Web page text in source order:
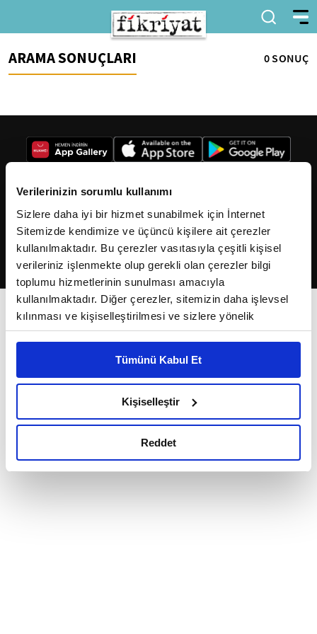
Verilerinizin sorumlu kullanımı
Sizlere daha iyi bir hizmet sunabilmek için İnternet
Sitemizde kendimize ve üçüncü kişilere ait çerezler
kullanılmaktadır. Bu çerezler vasıtasıyla çeşitli kişisel
verileriniz işlenmekte olup gerekli olan çerezler bilgi
toplumu hizmetlerinin sunulması amacıyla
kullanılmaktadır. Diğer çerezler, sitemizin daha işlevsel
kılınması ve kişiselleştirilmesi ve sizlere yönelik
reklam/pazarlama faaliyetlerinin yapılması, amaçlarıyla
Çerezlere ilişkin tercihlerinizi çerez paneli vasıtasıyla
belirleyebilirsiniz. Çerezlere ilişkin detaylı bilgi için
Ayarlar butonuna tıklayabilir,Çerez Bilgilendirme
Metnimizi ziyaret edebilirsiniz.
okumak ve sitemizi ziyaretiniz kapsamında
Tümünü Kabul Et
Kişiselleştir
Reddet
ARAMA SONUÇLARI 0 SONUÇ
2026Fikriyat. Tüm hakları saklıdır.